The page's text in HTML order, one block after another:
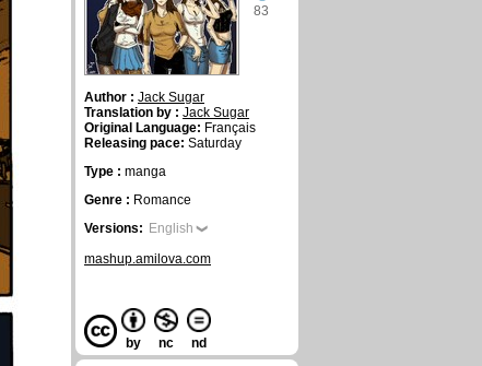
83
Author : Jack Sugar
Translation by : Jack Sugar
Original Language: Français
Releasing pace: Saturday
Type : manga
Genre : Romance
Versions: English
mashup.amilova.com
by nc nd